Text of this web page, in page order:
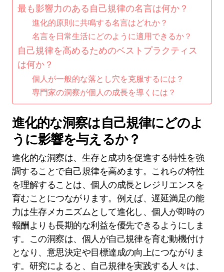
最も影響力のある自己規律の名言は何か？
進化的原則に共鳴する名言はどれか？
名言を日常生活にどのように適用できるか？
自己規律を高めるためのベストプラクティス
は何か？
個人が一般的な落とし穴を克服するには？
専門家の洞察が個人の成長を導くには？
進化的な洞察は自己規律にどのよ
うに影響を与えるか？
進化的な洞察は、生存と成功を促進する特性を強
調することで自己規律を高めます。これらの特性
を理解することは、個人の成長とレジリエンスを
育むことにつながります。例えば、遅延満足の能
力は生存メカニズムとして進化し、個人が即時の
報酬よりも長期的な利益を優先できるようにしま
す。この洞察は、個人が自己規律を育む動機付け
となり、意思決定や目標達成の向上につながりま
す。研究によると、自己規律を実践する人々は、